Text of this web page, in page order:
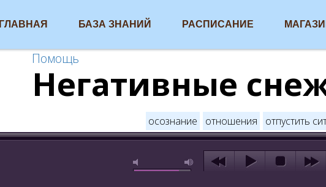
ГЛАВНАЯ БАЗА ЗНАНИЙ РАСПИСАНИЕ
Помощь
Негативные
осознание отношения отпустить